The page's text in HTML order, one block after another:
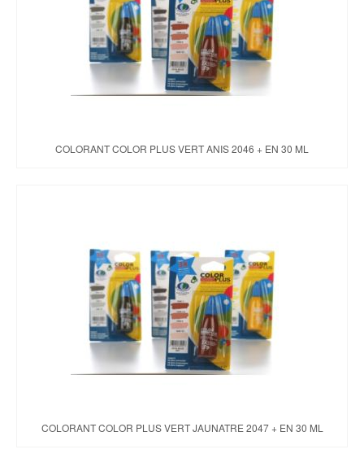
COLORANT COLOR PLUS VERT ANIS 2046 + EN 30 ML
COLORANT COLOR PLUS VERT JAUNATRE 2047 + EN 30 ML